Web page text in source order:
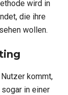
wird in
die ihre
wollen.
kommt,
in einer